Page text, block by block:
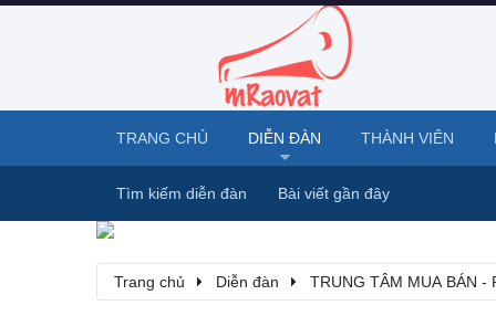
Trang chủ Diễn đàn TRUNG TÂM MUA BÁN -
TRANG CHỦ DIỄN ĐÀN
Tìm kiếm diễn đàn Bài viết gần đây
THÀNH VIÊN